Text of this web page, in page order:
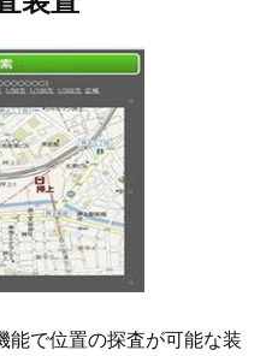
能で位置の探査が可能な装